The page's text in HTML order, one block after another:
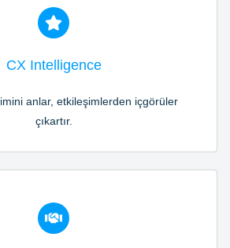
CX Intelligence
anlar, etkileşimlerden içgörüler
çıkartır.